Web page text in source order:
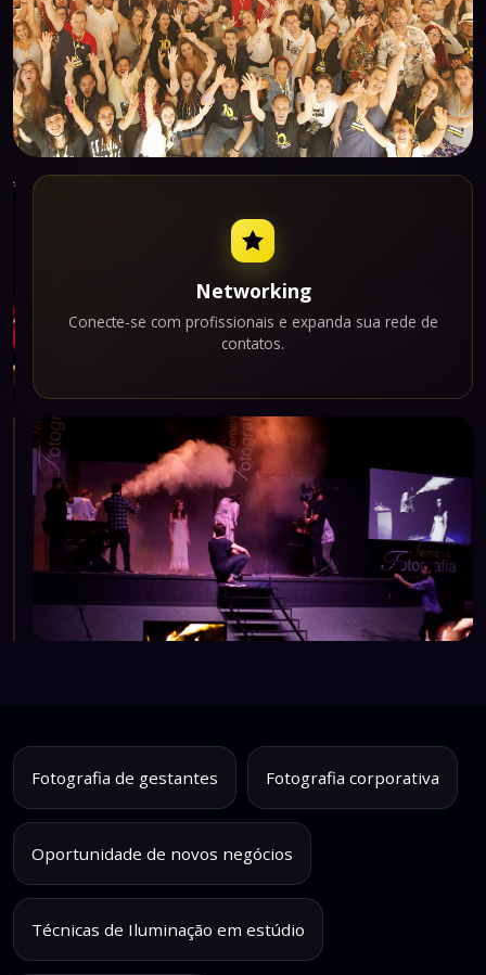
Networking
Conecte-se com profissionais e expanda sua rede de
contatos.
Fotografia de gestantes Fotografia corporativa
Oportunidade de novos negócios
Técnicas de Iluminação em estúdio